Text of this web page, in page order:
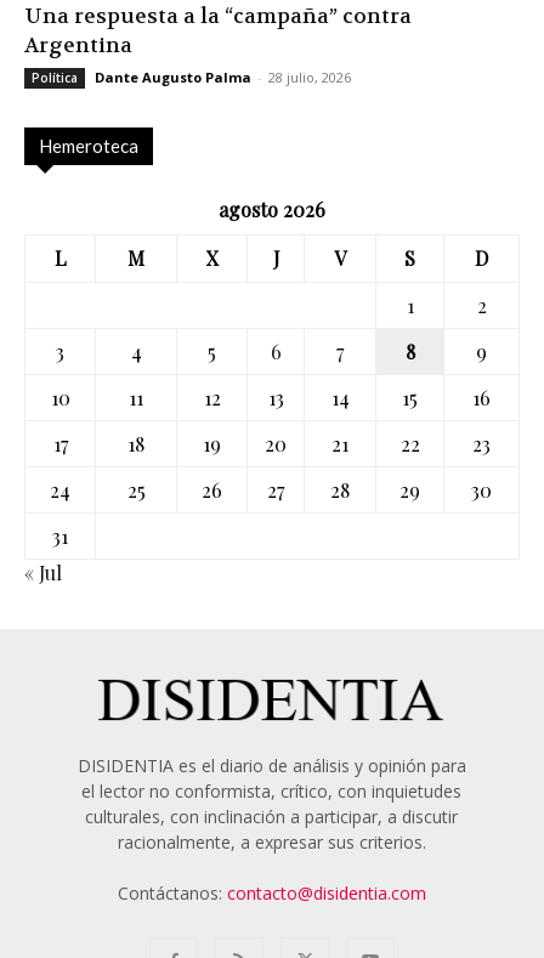
Una respuesta a la “campaña” contra
Argentina
Política Dante Augusto Palma - 28 julio, 2026
Hemeroteca
agosto 2026
L
M X J V S
D
1
2
3
4 5 6 7 8
9
10
11 12 13 14 15
16
17
18 19 20 21 22
23
24
25 26 27 28 29
30
31
« Jul
DISIDENTIA es el diario de análisis y opinión para
el lector no conformista, crítico, con inquietudes
culturales, con inclinación a participar, a discutir
racionalmente, a expresar sus criterios.
Contáctanos: contacto@disidentia.com